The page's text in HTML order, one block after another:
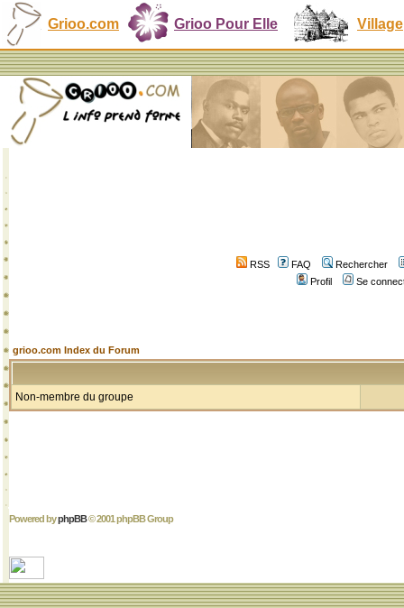
Grioo.com Grioo Pour Elle Village
RSS FAQ
Rechercher
Profil
Se
grioo.com Index du Forum
Non-membre du groupe
Powered byphpBB© 2001 phpBB Group